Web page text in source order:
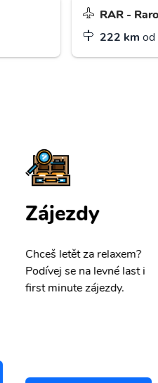
RAR -
222 km od
Zájezdy
Chceš letět za relaxem?
Podívej se na levné last i
first minute zájezdy.